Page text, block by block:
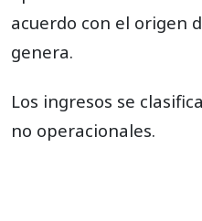
acuerdo con el origen
genera.
Los ingresos se
no operacionales.